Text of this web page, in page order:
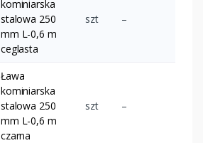
kominiarska
stalowa 250
mm L-0,6 m
ceglasta
szt –
Ława
kominiarska
stalowa 250
mm L-0,6 m
czarna
szt –